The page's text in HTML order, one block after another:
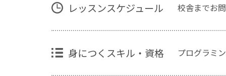
レッスンスケジュール 校舎までお
身につくスキル・資格 プログラミ